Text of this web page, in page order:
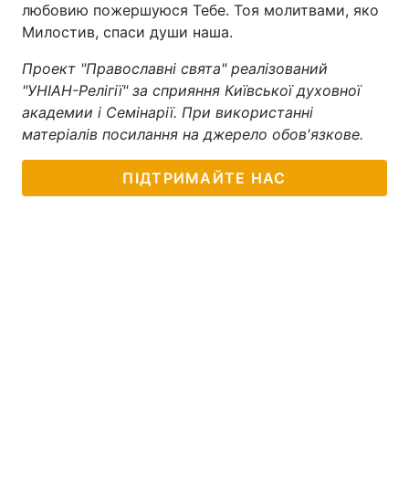
любовию пожершуюся Тебе. Тоя молитвами, яко
Милостив, спаси души наша.
Проект "Православні свята" реалізований
"УНІАН-Релігії" за сприяння Київської духовної
академии і Семінарії. При використанні
матеріалів посилання на джерело обов'язкове.
ПІДТРИМАЙТЕ НАС